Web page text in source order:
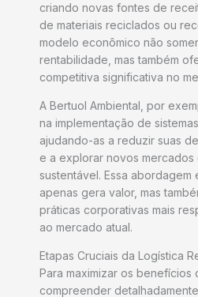
criando novas fontes de
de materiais reciclados ou
modelo econômico não
rentabilidade, mas também
competitiva significativa no
A Bertuol Ambiental, por
na implementação de
ajudando-as a reduzir suas
e a explorar novos mercados
sustentável. Essa abordagem
apenas gera valor, mas
práticas corporativas mais
ao mercado atual.
Etapas Cruciais da Logística
Para maximizar os benefícios
compreender